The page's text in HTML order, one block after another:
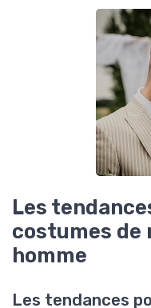
Les
costumes de
homme
Les tendances